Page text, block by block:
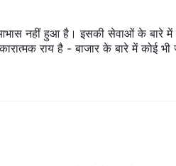
नहीं हुआ है। इसकी सेवाओं के बारे
राय है - बाजार के बारे में कोई